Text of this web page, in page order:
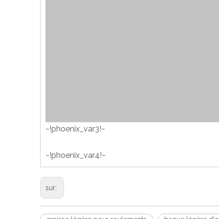
~!phoenix_var3!~
~!phoenix_var4!~
sur: